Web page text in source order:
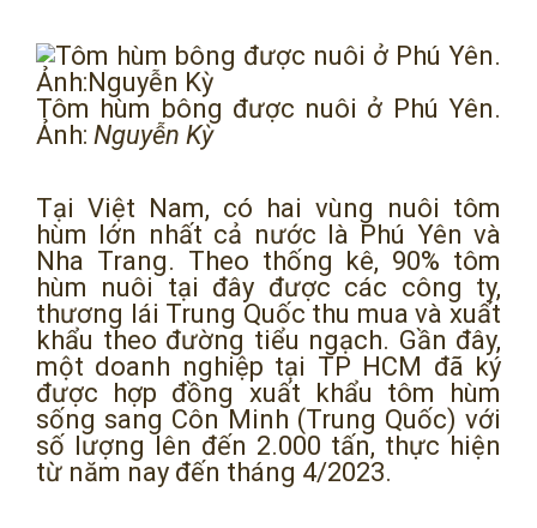
Tôm hùm bông được nuôi ở Phú Yên.
Ảnh: Nguyễn Kỳ
Tại Việt Nam, có hai vùng nuôi tôm
hùm lớn nhất cả nước là Phú Yên và
Nha Trang. Theo thống kê, 90% tôm
hùm nuôi tại đây được các công ty,
thương lái Trung Quốc thu mua và xuất
khẩu theo đường tiểu ngạch. Gần đây,
một doanh nghiệp tại TP HCM đã ký
được hợp đồng xuất khẩu tôm hùm
sống sang Côn Minh (Trung Quốc) với
số lượng lên đến 2.000 tấn, thực hiện
từ năm nay đến tháng 4/2023.